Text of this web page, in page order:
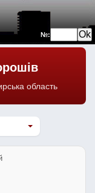
№:
область